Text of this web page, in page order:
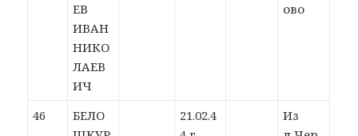
ЕВ
ИВАН
НИКО
ЛАЕВ
ИЧ
ово
46
БЕЛО
21.02.4
Из